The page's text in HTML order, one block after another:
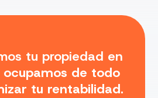
tu propiedad en
ocupamos de todo
tu rentabilidad.